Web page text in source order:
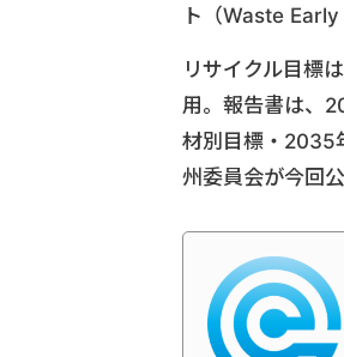
ト（Waste
リサイクル目標
用。報告書は、
材別目標・2035
州委員会が今回